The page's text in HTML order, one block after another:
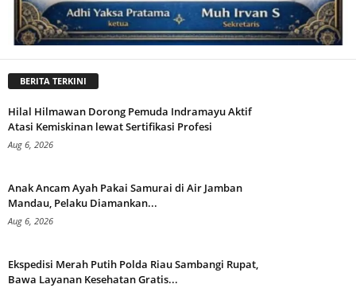
BERITA TERKINI
Hilal Hilmawan Dorong Pemuda Indramayu Aktif
Atasi Kemiskinan lewat Sertifikasi Profesi
Aug 6, 2026
Anak Ancam Ayah Pakai Samurai di Air Jamban
Mandau, Pelaku Diamankan...
Aug 6, 2026
Ekspedisi Merah Putih Polda Riau Sambangi Rupat,
Bawa Layanan Kesehatan Gratis...